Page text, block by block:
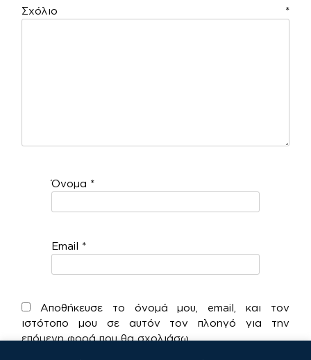
Σχόλιο *
Όνομα *
Email *
Αποθήκευσε το όνομά μου, email, και τον
ιστότοπο μου σε αυτόν τον πλοηγό για την
επόμενη φορά που θα σχολιάσω.